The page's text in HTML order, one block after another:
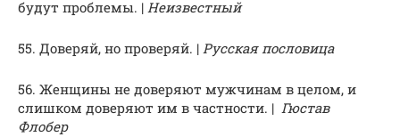
будут проблемы. | Неизвестный
55. Доверяй, но проверяй. | Русская пословица
56. Женщины не доверяют мужчинам в целом, и
слишком доверяют им в частности. | Гюстав
Флобер